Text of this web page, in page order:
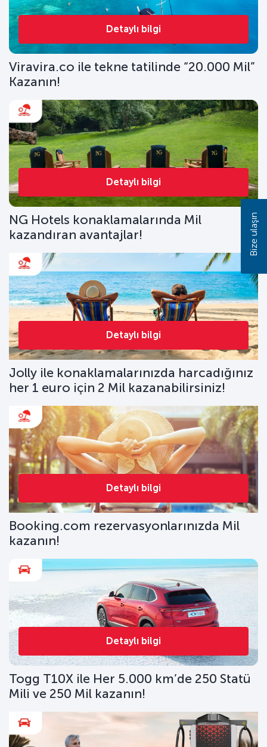
Detaylı bilgi
Viravira.co ile tekne tatilinde “20.000 Mil”
Kazanın!
Detaylı bilgi
NG Hotels konaklamalarında Mil
kazandıran avantajlar!
Detaylı bilgi
Jolly ile konaklamalarınızda harcadığınız
her 1 euro için 2 Mil kazanabilirsiniz!
Detaylı bilgi
Booking.com rezervasyonlarınızda Mil
kazanın!
Detaylı bilgi
Togg T10X ile Her 5.000 km’de 250 Statü
Mili ve 250 Mil kazanın!
Bize ulaşın